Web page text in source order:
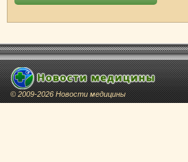
© 2009-2026 Новости медицины